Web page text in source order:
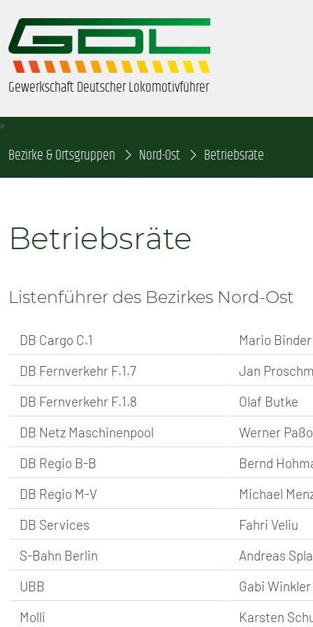
Gewerkschaft Deutscher Lokomotivführer
ÜBER UNS
GDL-JUGEND
TARIF
SERVICE
MITGLIEDSCHAFT
PRESSE
Bezirke & Ortsgruppen Nord-Ost Betriebsräte
Betriebsräte
Listenführer des Bezirkes Nord-Ost
DB Cargo C.1 Mario Binder
DB Fernverkehr F.1.7
Jan
DB Fernverkehr F.1.8
Olaf Butke
DB Netz Maschinenpool
Werner
DB Regio B-B
Bernd
DB Regio M-V
Michael
DB Services
Fahri Veliu
S-Bahn Berlin
Andreas
UBB
Gabi Winkler
Molli
Karsten